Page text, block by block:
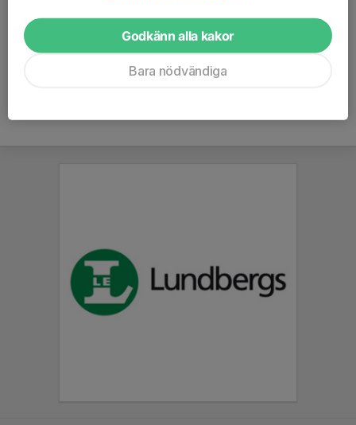
Mvh Adnan
Godkänn alla kakor
Bara nödvändiga